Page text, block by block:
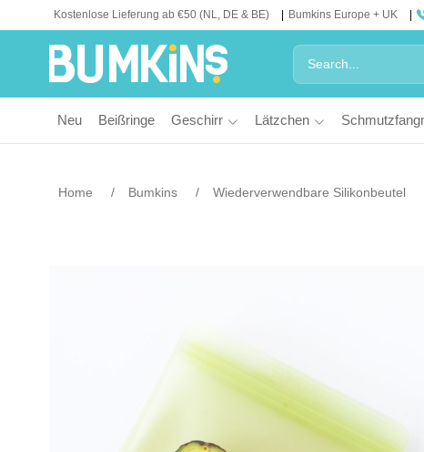
Kostenlose Lieferung ab €50 (NL, DE & BE) Bumkins Europe + UK
Neu Beißringe Geschirr Lätzchen
Home Bumkins Wiederverwendbare Silikonbeutel